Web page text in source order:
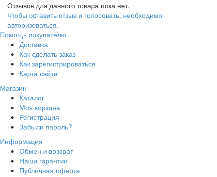
Отзывов для данного товара пока нет.
Чтобы оcтавить отзыв и голосовать, необходимо
авторизоваться.
Помощь покупателю
Доставка
Как сделать заказ
Как зарегистрироваться
Карта сайта
Магазин
Каталог
Моя корзина
Регистрация
Забыли пароль?
Информация
Обмен и возврат
Наши гарантии
Публичная оферта